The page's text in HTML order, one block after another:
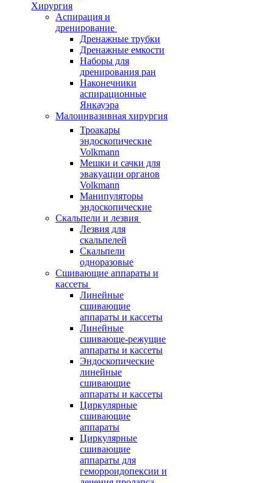
Хирургия
Аспирация и
дренирование
Дренажные трубки
Дренажные емкости
Наборы для
дренирования ран
Наконечники
аспирационные
Янкауэра
Малоинвазивная хирургия
Троакары
эндоскопические
Volkmann
Мешки и сачки для
эвакуации органов
Volkmann
Манипуляторы
эндоскопические
Скальпели и лезвия
Лезвия для
скальпелей
Скальпели
одноразовые
Сшивающие аппараты и
кассеты
Линейные
сшивающие
аппараты и кассеты
Линейные
сшивающе-режущие
аппараты и кассеты
Эндоскопические
линейные
сшивающие
аппараты и кассеты
Циркулярные
сшивающие
аппараты
Циркулярные
сшивающие
аппараты для
геморроидопексии и